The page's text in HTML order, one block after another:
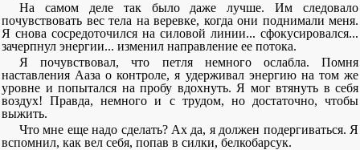
На самом деле так было даже лучше. Им следовало
почувствовать вес тела на веревке, когда они поднимали меня.
Я снова сосредоточился на силовой линии... сфокусировался...
зачерпнул энергии... изменил направление ее потока.
Я почувствовал, что петля немного ослабла. Помня
наставления Ааза о контроле, я удерживал энергию на том же
уровне и попытался на пробу вдохнуть. Я мог втянуть в себя
воздух! Правда, немного и с трудом, но достаточно, чтобы
выжить.
Что мне еще надо сделать? Ах да, я должен подергиваться. Я
вспомнил, как вел себя, попав в силки, белкобарсук.